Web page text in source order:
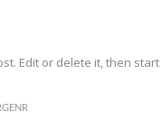
Edit or delete it, then start